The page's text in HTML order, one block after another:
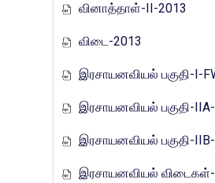
வினாத்தாள்-II-2013
விடை-2013
இரசாயனவியல் பகுதி-I-
இரசாயனவியல் பகுதி-IIA-
இரசாயனவியல் பகுதி-IIB-
இரசாயனவியல் விடைகள்-